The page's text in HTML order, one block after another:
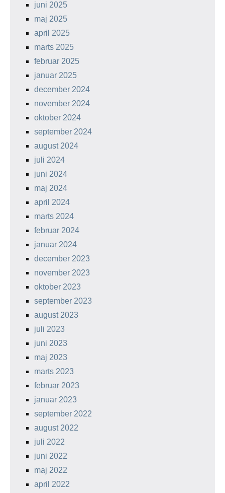
juni 2025
maj 2025
april 2025
marts 2025
februar 2025
januar 2025
december 2024
november 2024
oktober 2024
september 2024
august 2024
juli 2024
juni 2024
maj 2024
april 2024
marts 2024
februar 2024
januar 2024
december 2023
november 2023
oktober 2023
september 2023
august 2023
juli 2023
juni 2023
maj 2023
marts 2023
februar 2023
januar 2023
september 2022
august 2022
juli 2022
juni 2022
maj 2022
april 2022